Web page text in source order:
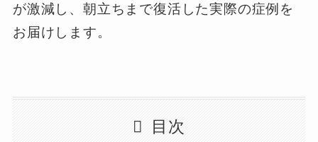
が激減し、朝立ちまで復活した実際の症例を
お届けします。
目次